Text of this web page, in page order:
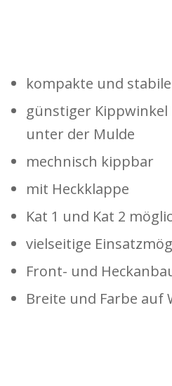
kompakte und
günstiger
unter der Mulde
mechnisch kippbar
mit Heckklappe
Kat 1 und Kat 2
vielseitige
Front- und
Breite und Farbe auf